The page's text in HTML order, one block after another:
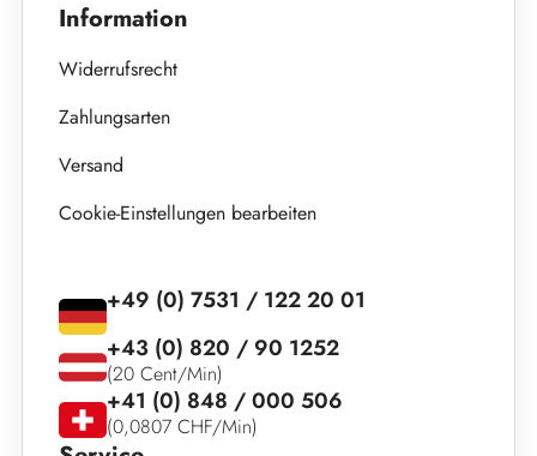
Information
Widerrufsrecht
Zahlungsarten
Versand
Cookie-Einstellungen bearbeiten
+49 (0) 7531 / 122 20 01
+43 (0) 820 / 90 1252
(20 Cent/Min)
+41 (0) 848 / 000 506
(0,0807 CHF/Min)